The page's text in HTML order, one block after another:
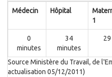
Médecin Hôpital
1
0
minutes
34
minutes
Source Ministère du Travail, de
actualisation 05/12/2011)